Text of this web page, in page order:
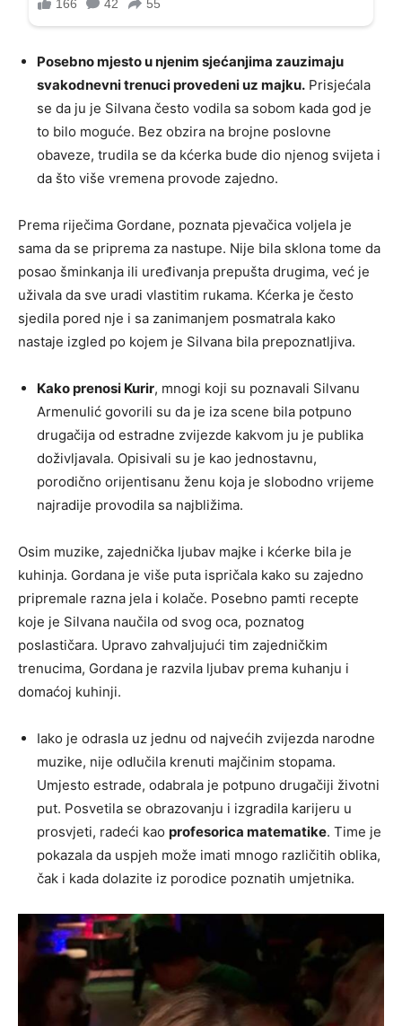
Posebno mjesto u njenim sjećanjima zauzimaju
svakodnevni trenuci provedeni uz majku. Prisjećala
se da ju je Silvana često vodila sa sobom kada god je
to bilo moguće. Bez obzira na brojne poslovne
obaveze, trudila se da kćerka bude dio njenog svijeta i
da što više vremena provode zajedno.
Prema riječima Gordane, poznata pjevačica voljela je
sama da se priprema za nastupe. Nije bila sklona tome da
posao šminkanja ili uređivanja prepušta drugima, već je
uživala da sve uradi vlastitim rukama. Kćerka je često
sjedila pored nje i sa zanimanjem posmatrala kako
nastaje izgled po kojem je Silvana bila prepoznatljiva.
Kako prenosi Kurir, mnogi koji su poznavali Silvanu
Armenulić govorili su da je iza scene bila potpuno
drugačija od estradne zvijezde kakvom ju je publika
doživljavala. Opisivali su je kao jednostavnu,
porodično orijentisanu ženu koja je slobodno vrijeme
najradije provodila sa najbližima.
Osim muzike, zajednička ljubav majke i kćerke bila je
kuhinja. Gordana je više puta ispričala kako su zajedno
pripremale razna jela i kolače. Posebno pamti recepte
koje je Silvana naučila od svog oca, poznatog
poslastičara. Upravo zahvaljujući tim zajedničkim
trenucima, Gordana je razvila ljubav prema kuhanju i
domaćoj kuhinji.
Iako je odrasla uz jednu od najvećih zvijezda narodne
muzike, nije odlučila krenuti majčinim stopama.
Umjesto estrade, odabrala je potpuno drugačiji životni
put. Posvetila se obrazovanju i izgradila karijeru u
prosvjeti, radeći kao profesorica matematike. Time je
pokazala da uspjeh može imati mnogo različitih oblika,
čak i kada dolazite iz porodice poznatih umjetnika.